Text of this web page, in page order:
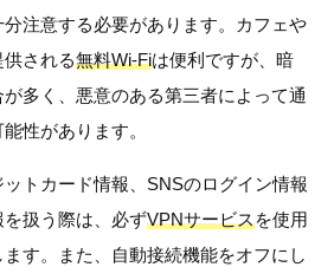
分注意する必要があります。カフェや
される無料Wi-Fiは便利ですが、暗
多く、悪意のある第三者によって通
性があります。
トカード情報、SNSのログイン情報
扱う際は、必ずVPNサービスを使用
す。また、自動接続機能をオフにし